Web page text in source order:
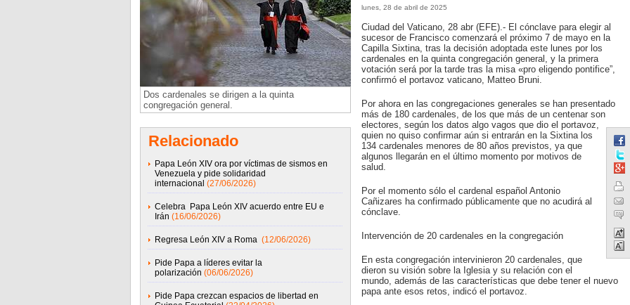
Dos cardenales se dirigen a la quinta
congregación general.
Relacionado
Papa León XIV ora por víctimas de sismos en
Venezuela y pide solidaridad
internacional (27/06/2026)
Celebra Papa León XIV acuerdo entre EU e
Irán (16/06/2026)
Regresa León XIV a Roma (12/06/2026)
Pide Papa a líderes evitar la
polarización (06/06/2026)
Pide Papa crezcan espacios de libertad en
lunes, 28 de abril de 2025
Ciudad del Vaticano, 28 abr (EFE).- El cónclave para elegir al
sucesor de Francisco comenzará el próximo 7 de mayo en la
Capilla Sixtina, tras la decisión adoptada este lunes por los
cardenales en la quinta congregación general, y la primera
votación será por la tarde tras la misa «pro eligendo pontifice”,
confirmó el portavoz vaticano, Matteo Bruni.
Por ahora en las congregaciones generales se han presentado
más de 180 cardenales, de los que más de un centenar son
electores, según los datos algo vagos que dio el portavoz,
quien no quiso confirmar aún si entrarán en la Sixtina los
134 cardenales menores de 80 años previstos, ya que
algunos llegarán en el último momento por motivos de
salud.
Por el momento sólo el cardenal español Antonio
Cañizares ha confirmado públicamente que no acudirá al
cónclave.
Intervención de 20 cardenales en la congregación
En esta congregación intervinieron 20 cardenales, que
dieron su visión sobre la Iglesia y su relación con el
mundo, además de las características que debe tener el nuevo
papa ante esos retos, indicó el portavoz.